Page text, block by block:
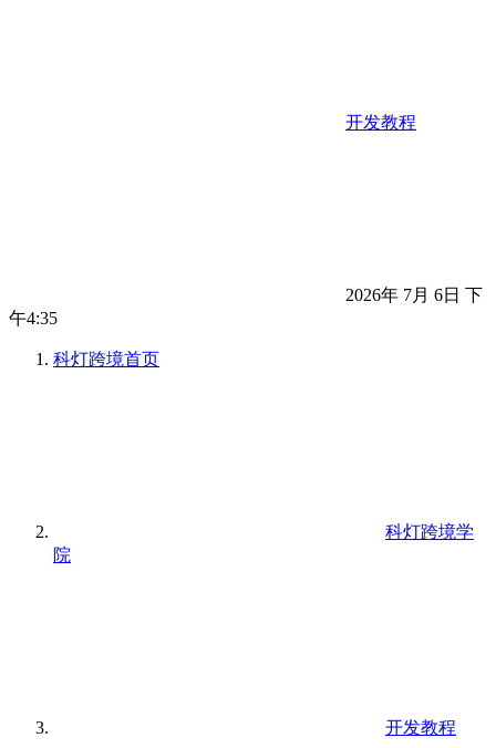
开发教程
2026年 7月 6日 下
午4:35
科灯跨境首页
科灯跨境学
院
开发教程